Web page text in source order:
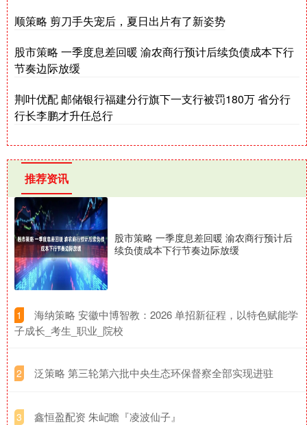
顺策略 剪刀手失宠后，夏日出片有了新姿势
股市策略 一季度息差回暖 渝农商行预计后续负债成本下行
节奏边际放缓
荆叶优配 邮储银行福建分行旗下一支行被罚180万 省分行
行长李鹏才升任总行
推荐资讯
股市策略 一季度息差回暖 渝农商行预计后
续负债成本下行节奏边际放缓
1
​海纳策略 安徽中博智教：2026 单招新征程，以特色赋能学
子成长_考生_职业_院校
2 ​泛策略 第三轮第六批中央生态环保督察全部实现进驻
3 ​鑫恒盈配资 朱屺瞻『凌波仙子』